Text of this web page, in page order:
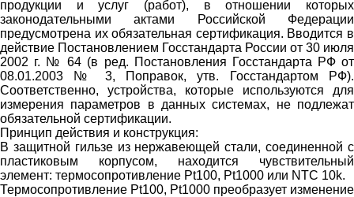
продукции и услуг (работ), в отношении которых
законодательными актами Российской Федерации
предусмотрена их обязательная сертификация. Вводится в
действие Постановлением Госстандарта России от 30 июля
2002 г. № 64 (в ред. Постановления Госстандарта РФ от
08.01.2003 № 3, Поправок, утв. Госстандартом РФ).
Соответственно, устройства, которые используются для
измерения параметров в данных системах, не подлежат
обязательной сертификации.
Принцип действия и конструкция:
В защитной гильзе из нержавеющей стали, соединенной с
пластиковым корпусом, находится чувствительный
элемент: термосопротивление Pt100, Pt1000 или NTC 10k.
Термосопротивление Pt100, Pt1000 преобразует изменение